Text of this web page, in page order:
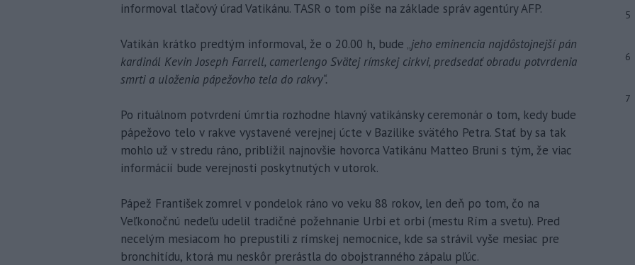
informoval tlačový úrad Vatikánu. TASR o tom píše na základe správ agentúry AFP.
Vatikán krátko predtým informoval, že o 20.00 h, bude „jeho eminencia najdôstojnejší pán
kardinál Kevin Joseph Farrell, camerlengo Svätej rímskej cirkvi, predsedať obradu potvrdenia
smrti a uloženia pápežovho tela do rakvy“.
Po rituálnom potvrdení úmrtia rozhodne hlavný vatikánsky ceremonár o tom, kedy bude
pápežovo telo v rakve vystavené verejnej úcte v Bazilike svätého Petra. Stať by sa tak
mohlo už v stredu ráno, priblížil najnovšie hovorca Vatikánu Matteo Bruni s tým, že viac
informácií bude verejnosti poskytnutých v utorok.
Pápež František zomrel v pondelok ráno vo veku 88 rokov, len deň po tom, čo na
Veľkonočnú nedeľu udelil tradičné požehnanie Urbi et orbi (mestu Rím a svetu). Pred
necelým mesiacom ho prepustili z rímskej nemocnice, kde sa strávil vyše mesiac pre
bronchitídu, ktorá mu neskôr prerástla do obojstranného zápalu pľúc.
5
6
7